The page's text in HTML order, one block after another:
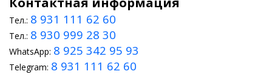
Тел.: 8 931 111 62 60
Тел.: 8 930 999 28 30
WhatsApp: 8 925 342 95 93
Telegram: 8 931 111 62 60